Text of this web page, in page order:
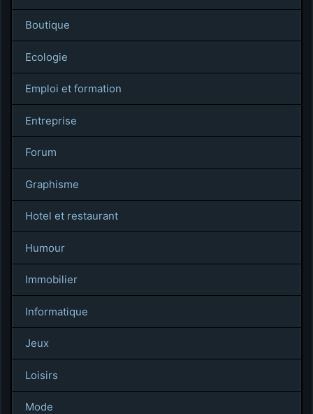
Boutique
Ecologie
Emploi et formation
Entreprise
Forum
Graphisme
Hotel et restaurant
Humour
Immobilier
Informatique
Jeux
Loisirs
Mode